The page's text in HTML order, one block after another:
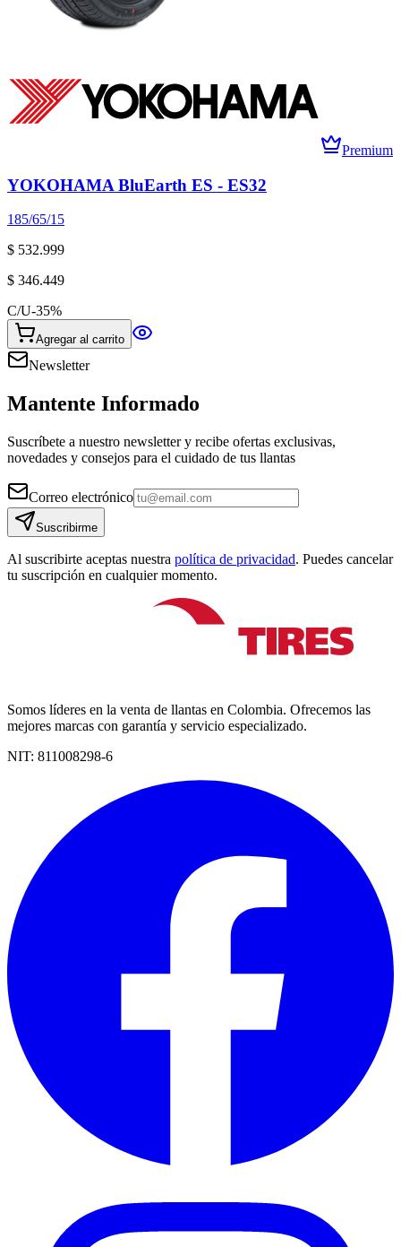
Premium
YOKOHAMA BluEarth ES - ES32
185/65/15
$ 532.999
$ 346.449
C/U-35%
Agregar al carrito
Newsletter
Mantente Informado
Suscríbete a nuestro newsletter y recibe ofertas exclusivas,
novedades y consejos para el cuidado de tus llantas
Correo electrónico
Suscribirme
Al suscribirte aceptas nuestra política de privacidad. Puedes cancelar
tu suscripción en cualquier momento.
Somos líderes en la venta de llantas en Colombia. Ofrecemos las
mejores marcas con garantía y servicio especializado.
NIT: 811008298-6